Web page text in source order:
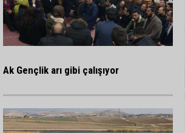
Ak Gençlik arı gibi çalışıyor